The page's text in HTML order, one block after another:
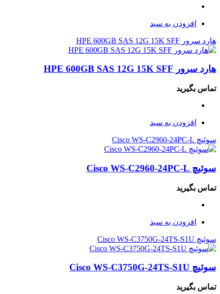
افزودن به سبد
هارد سرور HPE 600GB SAS 12G 15K SFF
هارد سرور HPE 600GB SAS 12G 15K SFF
تماس بگیرید
افزودن به سبد
سوئیچ Cisco WS-C2960-24PC-L
سوئیچ Cisco WS-C2960-24PC-L
تماس بگیرید
افزودن به سبد
سوئیچ Cisco WS-C3750G-24TS-S1U
سوئیچ Cisco WS-C3750G-24TS-S1U
تماس بگیرید